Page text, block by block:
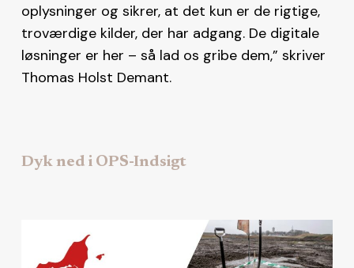
oplysninger og sikrer, at det kun er de rigtige,
troværdige kilder, der har adgang. De digitale
løsninger er her – så lad os gribe dem,” skriver
Thomas Holst Demant.
Dyk ned i OPS-Indsigt